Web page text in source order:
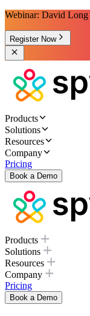
Webinar: David
Register Now
Products
Solutions
Resources
Company
Pricing
Book a Demo
Products
Solutions
Resources
Company
Pricing
Book a Demo